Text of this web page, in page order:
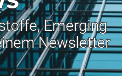
Emerging
Newsletter